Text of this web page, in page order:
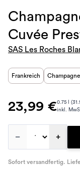
Cuvée
SAS Les Roches
Frankreich Champagne
23,99 €0.75 l
inkl.
– +
Sofort versandfertig.